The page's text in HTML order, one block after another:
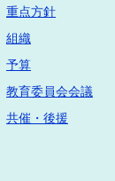
重点方針
組織
予算
教育委員会会議
共催・後援